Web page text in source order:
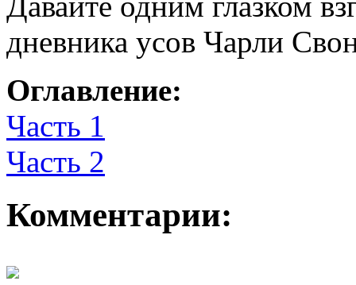
дневника усов Чарли
Оглавление:
Часть 1
Часть 2
Комментарии: